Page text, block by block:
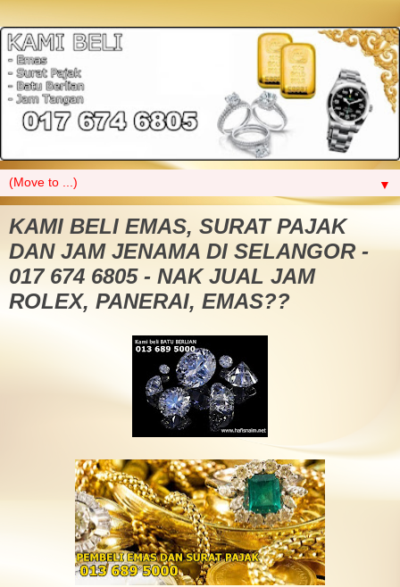
▼
KAMI BELI EMAS, SURAT PAJAK
DAN JAM JENAMA DI SELANGOR -
017 674 6805 - NAK JUAL JAM
ROLEX, PANERAI, EMAS??